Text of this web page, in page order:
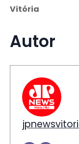
Vitória
Autor